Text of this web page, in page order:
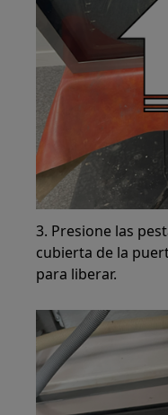
3. Presione las
cubierta de la
para liberar.